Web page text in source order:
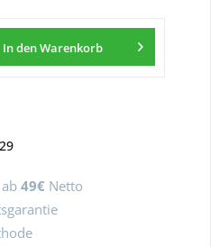
In denWarenkorb
49€ Netto